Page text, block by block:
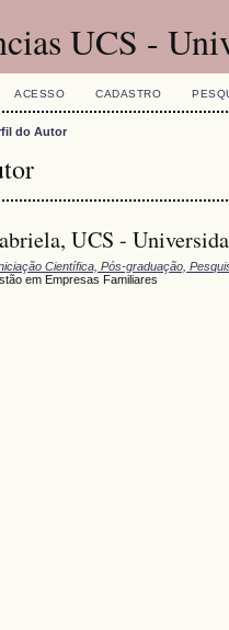
UCS -
ACESSO CADASTRO
do Autor
UCS -
Científica, Pós-graduação,
em Empresas Familiares